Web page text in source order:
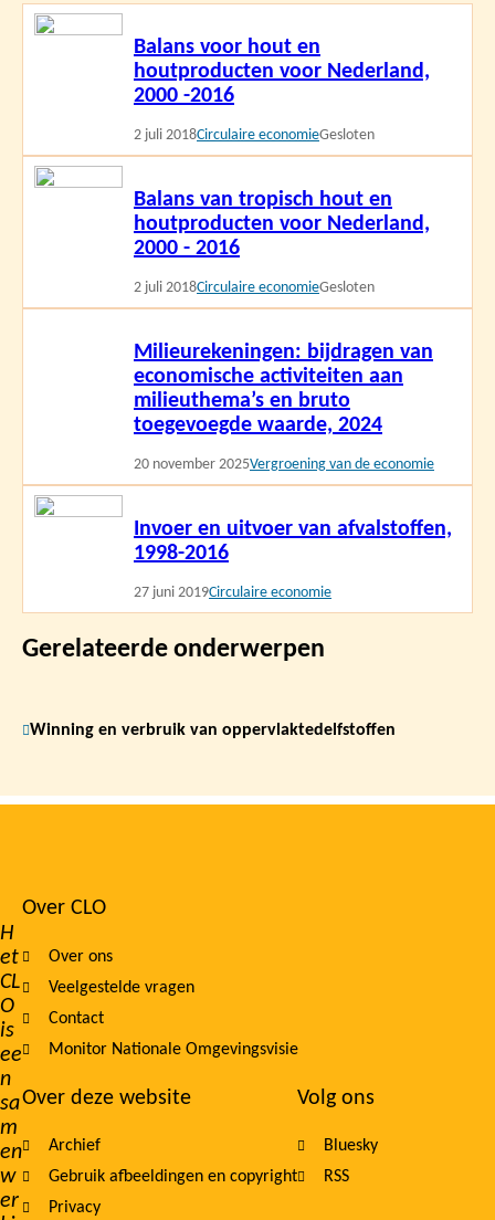
Balans voor hout en
houtproducten voor Nederland,
2000 -2016
2 juli 2018Circulaire economieGesloten
Lees
Balans van tropisch hout en
houtproducten voor Nederland,
2000 - 2016
2 juli 2018Circulaire economieGesloten
Lees
Milieurekeningen: bijdragen van
economische activiteiten aan
milieuthema’s en bruto
toegevoegde waarde, 2024
20 november 2025Vergroening van de economie
Invoer en uitvoer van afvalstoffen,
1998-2016
27 juni 2019Circulaire economie
Lees
Gerelateerde onderwerpen
Winning en verbruik van oppervlaktedelfstoffen
H
et
CL
O
is
ee
n
sa
m
en
w
er
Footer
navigation
Over CLO
Over ons
Veelgestelde vragen
Contact
Monitor Nationale Omgevingsvisie
Over deze website
Archief
Gebruik afbeeldingen en copyright
Privacy
Volg ons
Bluesky
RSS